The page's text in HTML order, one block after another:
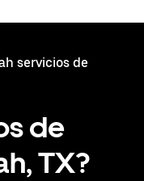
servicios de
de
TX?